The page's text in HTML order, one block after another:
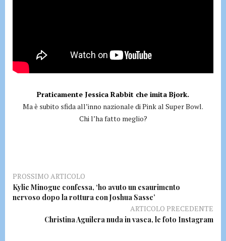
Praticamente Jessica Rabbit che imita Bjork.
Ma è subito sfida all’inno nazionale di Pink al Super Bowl.
Chi l’ha fatto meglio?
PROSSIMO ARTICOLO
Kylie Minogue confessa, ‘ho avuto un esaurimento
nervoso dopo la rottura con Joshua Sasse’
ARTICOLO PRECEDENTE
Christina Aguilera nuda in vasca, le foto Instagram